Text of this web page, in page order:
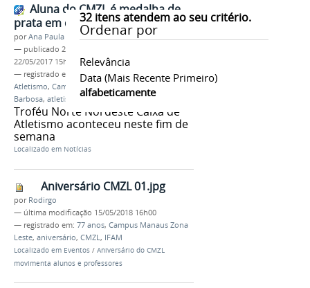
32itens atendem ao seu critério.
Ordenar por
Relevância
Data (mais Recente Primeiro)
alfabeticamente
Aluna do CMZL é medalha de
prata em competição nacional
porAna Paula Batista
— publicado 22/05/2017
22/05/2017 15h21
— registrado em:
Troféu Norte Nordeste Caixa de
Atletismo, Campus Manaus Zona Leste
Barbosa, atletismo
Troféu Norte Nordeste Caixa de
Atletismo aconteceu neste fim de
semana
Localizado em Notícias
Aniversário CMZL 01.jpg
por Rodirgo
— última modificação 15/05/2018 16h00
— registrado em: 77 anos, Campus Manaus Zona
Leste, aniversário, CMZL , IFAM
Localizado em Eventos / Aniversário do CMZL
movimenta alunos e professores